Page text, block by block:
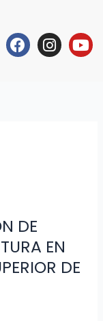
Facebook
DE
EN
DE